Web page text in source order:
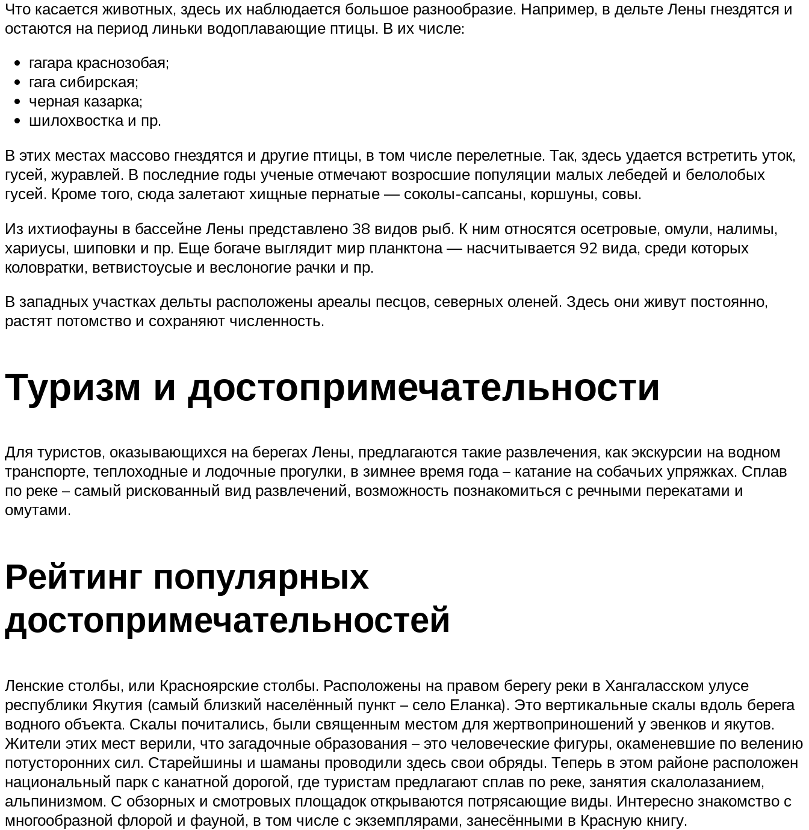
Что касается животных, здесь их наблюдается большое разнообразие. Например, в дельте Лены гнездятся и
остаются на период линьки водоплавающие птицы. В их числе:
гагара краснозобая;
гага сибирская;
черная казарка;
шилохвостка и пр.
В этих местах массово гнездятся и другие птицы, в том числе перелетные. Так, здесь удается встретить уток,
гусей, журавлей. В последние годы ученые отмечают возросшие популяции малых лебедей и белолобых
гусей. Кроме того, сюда залетают хищные пернатые — соколы-сапсаны, коршуны, совы.
Из ихтиофауны в бассейне Лены представлено 38 видов рыб. К ним относятся осетровые, омули, налимы,
хариусы, шиповки и пр. Еще богаче выглядит мир планктона — насчитывается 92 вида, среди которых
коловратки, ветвистоусые и веслоногие рачки и пр.
В западных участках дельты расположены ареалы песцов, северных оленей. Здесь они живут постоянно,
растят потомство и сохраняют численность.
Туризм и достопримечательности
Для туристов, оказывающихся на берегах Лены, предлагаются такие развлечения, как экскурсии на водном
транспорте, теплоходные и лодочные прогулки, в зимнее время года – катание на собачьих упряжках. Сплав
по реке – самый рискованный вид развлечений, возможность познакомиться с речными перекатами и
омутами.
Рейтинг популярных
достопримечательностей
Ленские столбы, или Красноярские столбы. Расположены на правом берегу реки в Хангаласском улусе
республики Якутия (самый близкий населённый пункт – село Еланка). Это вертикальные скалы вдоль берега
водного объекта. Скалы почитались, были священным местом для жертвоприношений у эвенков и якутов.
Жители этих мест верили, что загадочные образования – это человеческие фигуры, окаменевшие по велению
потусторонних сил. Старейшины и шаманы проводили здесь свои обряды. Теперь в этом районе расположен
национальный парк с канатной дорогой, где туристам предлагают сплав по реке, занятия скалолазанием,
альпинизмом. С обзорных и смотровых площадок открываются потрясающие виды. Интересно знакомство с
многообразной флорой и фауной, в том числе с экземплярами, занесёнными в Красную книгу.